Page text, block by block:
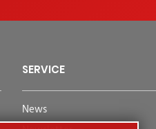
SERVICE
News